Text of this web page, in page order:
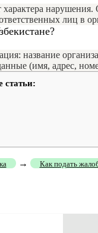
лиц в
название
(имя, адрес,
статьи:
→ Как подать